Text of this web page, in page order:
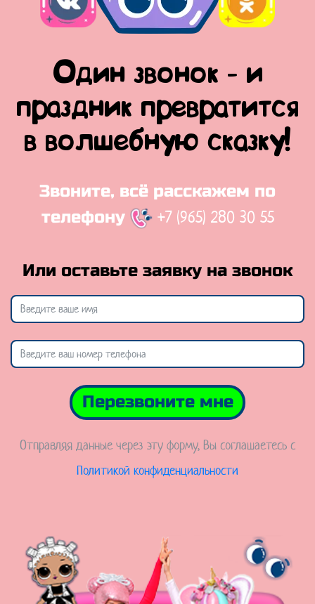
Один звонок - и
праздник превратится
в волшебную сказку!
Звоните, всё расскажем по
телефону
+7 (965) 280 30 55
Или оставьте заявку на звонок
Перезвоните мне
Отправляя данные через эту форму, Вы соглашаетесь с
Политикой конфиденциальности